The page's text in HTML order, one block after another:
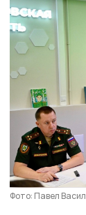
Фото: Павел